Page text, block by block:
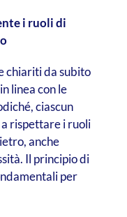
i ruoli di
chiariti da subito
linea con le
ciascun
rispettare i ruoli
anche
Il principio di
per